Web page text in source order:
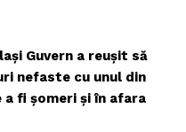
Guvern a reușit să
nefaste cu unul din
fi șomeri și în afara